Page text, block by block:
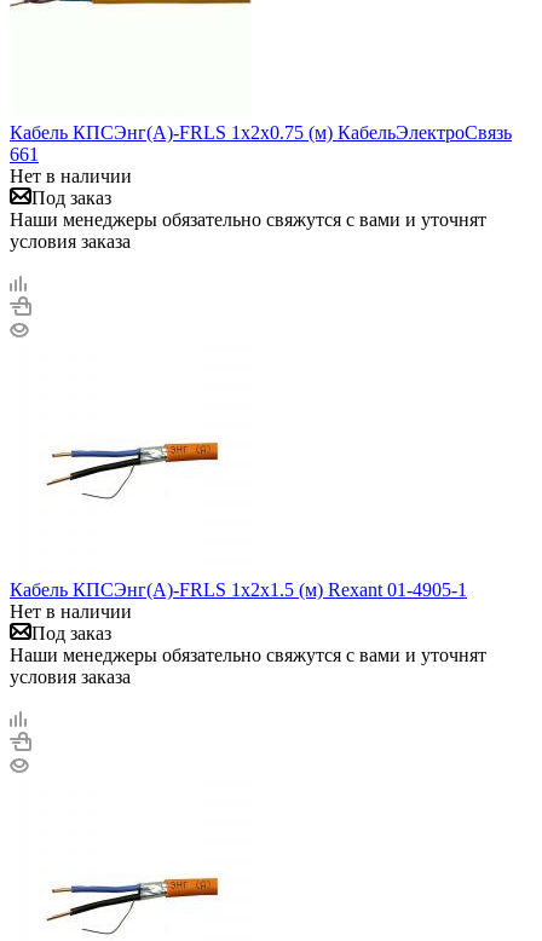
Кабель КПСЭнг(А)-FRLS 1х2х0.75 (м) КабельЭлектроСвязь
661
Нет в наличии
Под заказ
Наши менеджеры обязательно свяжутся с вами и уточнят
условия заказа
Кабель КПСЭнг(А)-FRLS 1х2х1.5 (м) Rexant 01-4905-1
Нет в наличии
Под заказ
Наши менеджеры обязательно свяжутся с вами и уточнят
условия заказа